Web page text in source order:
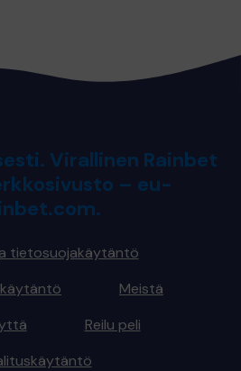
Virallinen Rainbet
– eu-
tietosuojakäytäntö
käytäntö
Meistä
Reilu peli